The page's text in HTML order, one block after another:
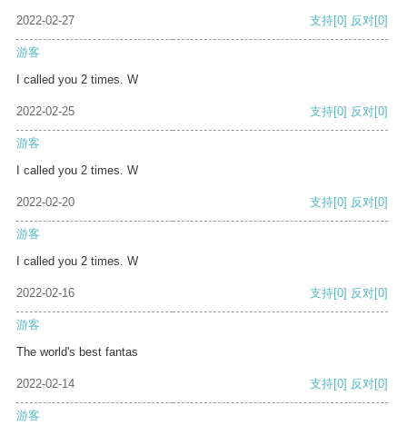
2022-02-27 支持[0] 反对[0]
游客
I called you 2 times. W
2022-02-25 支持[0] 反对[0]
游客
I called you 2 times. W
2022-02-20 支持[0] 反对[0]
游客
I called you 2 times. W
2022-02-16 支持[0] 反对[0]
游客
The world's best fantas
2022-02-14 支持[0] 反对[0]
游客